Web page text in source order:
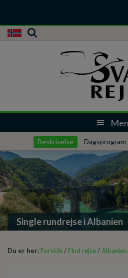
Beskrivelse Dagsprogram
Single rundrejse i Albanien
Du er her: Forside/ Find rejse/Albanien